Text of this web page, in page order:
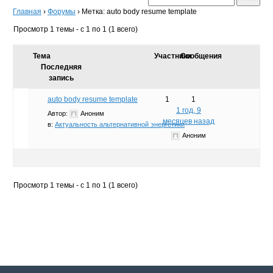
Главная › Форумы › Метка: auto body resume template
Просмотр 1 темы - с 1 по 1 (1 всего)
Тема УчастникиСообщения
Последняя
запись
auto body resume template
Автор:
Аноним
в: Актуальность альтернативной энергетики
1
1
1 год, 9
месяцев назад
Аноним
Просмотр 1 темы - с 1 по 1 (1 всего)